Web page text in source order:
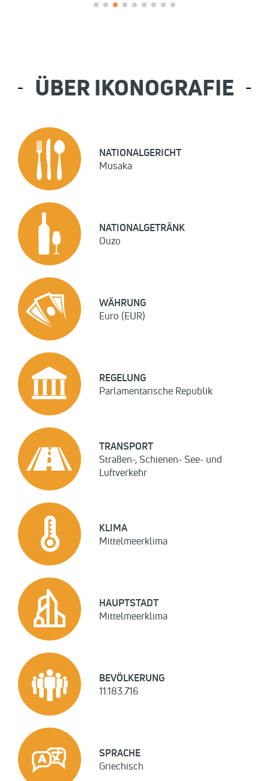
ÜBER IKONOGRAFIE
NATIONALGERICHT
Musaka
NATIONALGETRÄNK
Ouzo
WÄHRUNG
Euro (EUR)
REGELUNG
Parlamentarische Republik
TRANSPORT
Straßen-, Schienen- See- und
Luftverkehr
KLIMA
Mittelmeerklima
HAUPTSTADT
Mittelmeerklima
BEVÖLKERUNG
11.183.716
SPRACHE
Griechisch